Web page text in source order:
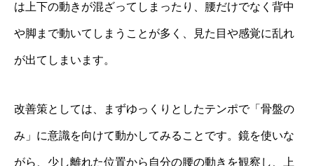
は上下の動きが混ざってしまったり、腰だけでなく背中
や脚まで動いてしまうことが多く、見た目や感覚に乱れ
が出てしまいます。
改善策としては、まずゆっくりとしたテンポで「骨盤の
み」に意識を向けて動かしてみることです。鏡を使いな
がら、少し離れた位置から自分の腰の動きを観察し、上